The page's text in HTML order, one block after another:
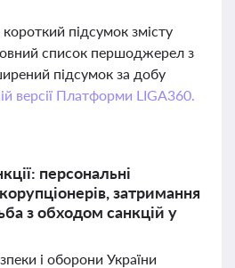
підсумок змісту
список першоджерел з
підсумок за добу
версії Платформи LIGA360.
персональні
затримання
з обходом санкцій у
і оборони України